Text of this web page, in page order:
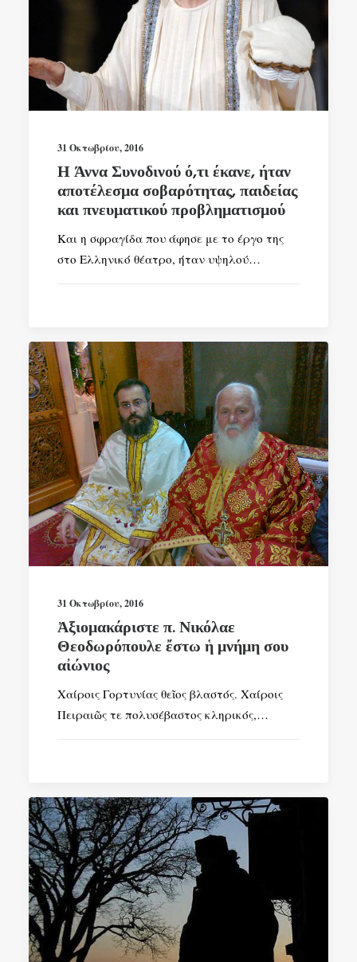
31 Οκτωβρίου, 2016
Η Άννα Συνοδινού ό,τι έκανε, ήταν
αποτέλεσμα σοβαρότητας, παιδείας
και πνευματικού προβληματισμού
Και η σφραγίδα που άφησε με το έργο της
στο Ελληνικό θέατρο, ήταν υψηλού…
31 Οκτωβρίου, 2016
Ἀξιομακάριστε π. Νικόλαε
Θεοδωρόπουλε ἔστω ἡ μνήμη σου
αἰώνιος
Χαίροις Γορτυνίας θεῖος βλαστός. Χαίροις
Πειραιῶς τε πολυσέβαστος κληρικός,…